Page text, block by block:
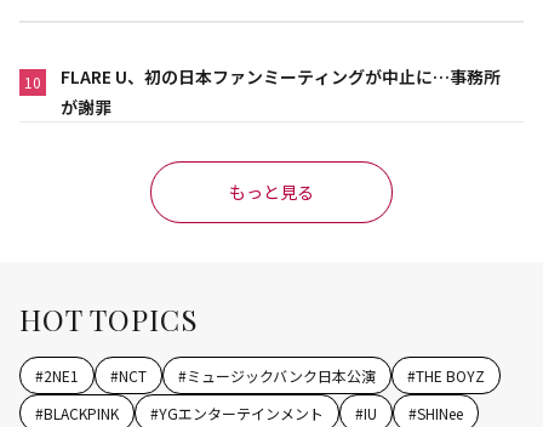
10
FLARE U、初の日本ファンミーティングが中止に…事務所
が謝罪
もっと見る
HOT TOPICS
#2NE1 #NCT #ミュージックバンク日本公演 #THE BOYZ
#BLACKPINK #YGエンターテインメント #IU #SHINee